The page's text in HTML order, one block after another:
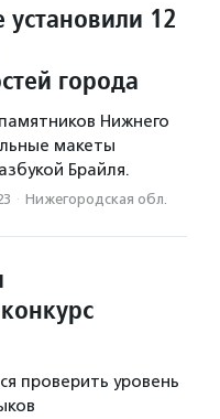
12
города
Нижнего
макеты
Брайля.
· Нижегородская обл.
проверить уровень